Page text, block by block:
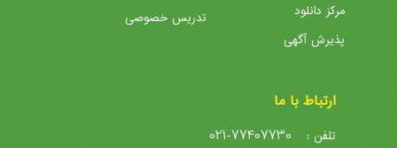
مرکز دانلود
پذیرش آگهی
تدریس خصوصی
ارتباط با ما
تلفن : 021-77407730